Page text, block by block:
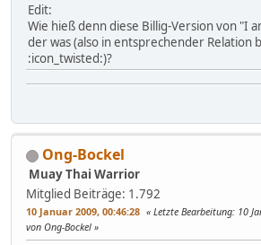
Edit:
Wie hieß denn diese Billig-Version von "I
der was (also in entsprechender Relation
:icon_twisted:)?
Ong-Bockel
Muay Thai Warrior
Mitglied Beiträge: 1.792
10 Januar 2009, 00:46:28 Letzte Bearbeitung: 10
von Ong-Bockel